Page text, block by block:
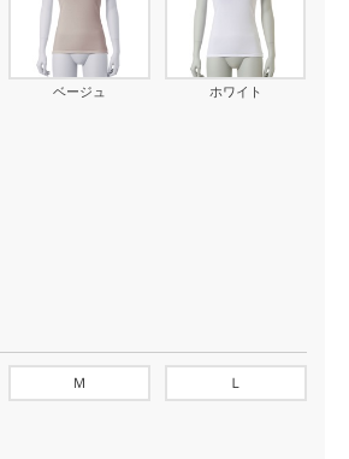
ベージュ ホワイト
Ｍ Ｌ